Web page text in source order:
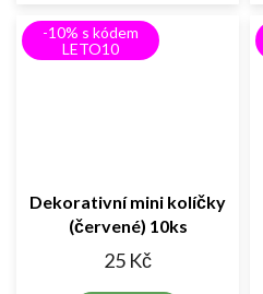
-10% s kódem
LETO10
Dekorativní mini kolíčky
(červené) 10ks
25 Kč